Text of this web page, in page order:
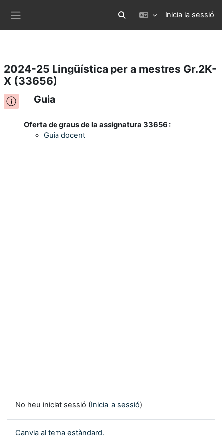
Ves al contingut principal Commuta l'entrada de la cerca
Inicia la sessió
2024-25 Lingüística per a mestres Gr.2K-
X (33656)
Guia
Oferta de graus de la assignatura 33656 :
Guia docent
No heu iniciat sessió (Inicia la sessió)
Canvia al tema estàndard.